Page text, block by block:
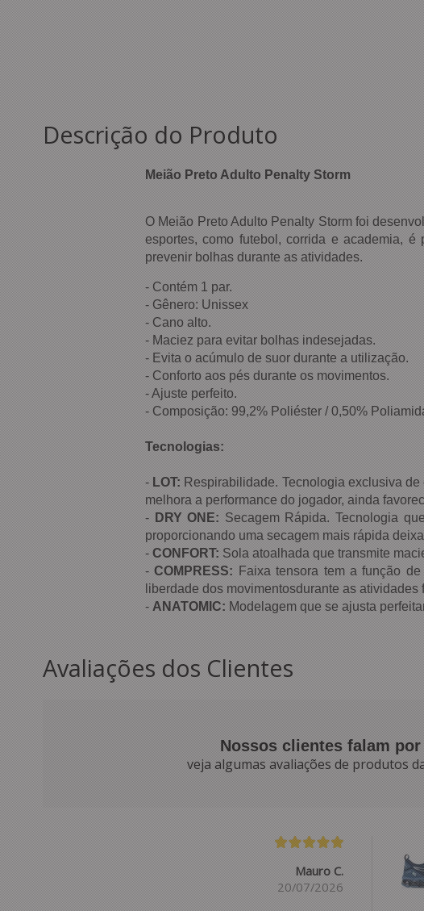
Descrição do Produto
Meião Preto Adulto Penalty Storm
O Meião Preto Adulto Penalty Storm foi
esportes, como futebol, corrida e academia,
prevenir bolhas durante as atividades.
- Contém 1 par.
- Gênero: Unissex
- Cano alto.
- Maciez para evitar bolhas indesejadas.
- Evita o acúmulo de suor durante a utilização.
- Conforto aos pés durante os movimentos.
- Ajuste perfeito.
- Composição: 99,2% Poliéster / 0,50%
Tecnologias:
-LOT:Respirabilidade. Tecnologia exclusiva de
melhora a performance do jogador, ainda
-DRY ONE:Secagem Rápida. Tecnologia
proporcionando uma secagem mais rápida
-CONFORT:Sola atoalhada que transmite
-COMPRESS:Faixa tensora tem a função
liberdade dos movimentosdurante as atividades
-ANATOMIC:Modelagem que se ajusta
Avaliações dos Clientes
Nossos clientes falam
veja algumas avaliações de produtos
Mauro C.
20/07/2026